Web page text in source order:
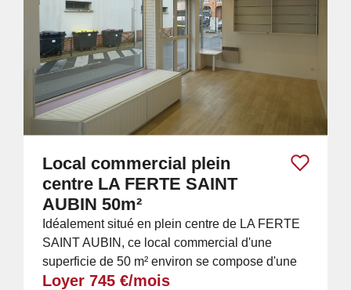
Local commercial plein
centre LA FERTE SAINT
AUBIN 50m²
Idéalement situé en plein centre de LA FERTE
SAINT AUBIN, ce local commercial d'une
superficie de 50 m² environ se compose d'une
pièce d'accueil avec placards de 18,45 m² , de...
Loyer 745 €/mois